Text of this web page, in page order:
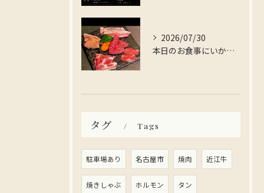
2026/07/30
本日のお食事にいかがですか？
タグ Tags
駐車場あり 名古屋市 焼肉 近江牛
焼きしゃぶ ホルモン タン